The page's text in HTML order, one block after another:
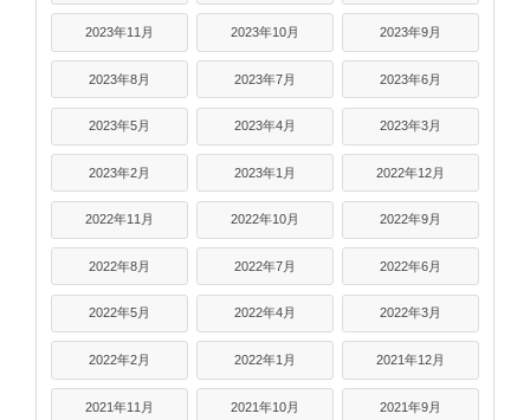
2023年11月 2023年10月 2023年9月
2023年8月 2023年7月 2023年6月
2023年5月 2023年4月 2023年3月
2023年2月 2023年1月 2022年12月
2022年11月 2022年10月 2022年9月
2022年8月 2022年7月 2022年6月
2022年5月 2022年4月 2022年3月
2022年2月 2022年1月 2021年12月
2021年11月 2021年10月 2021年9月